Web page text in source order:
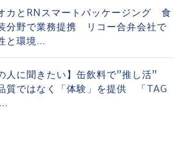
カとRNスマートパッケージング 食
分野で業務提携 リコー合弁会社で
と環境...
人に聞きたい】缶飲料で”推し活”
質ではなく「体験」を提供 「TAG